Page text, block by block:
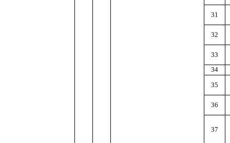
31
32
33
34
35
36
37